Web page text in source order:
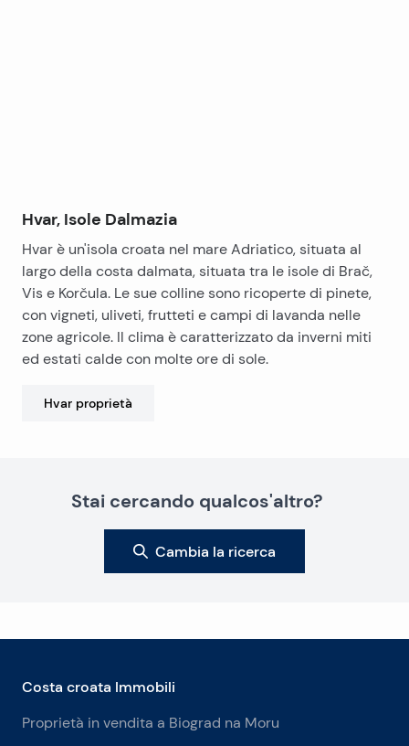
Hvar, Isole Dalmazia
Hvar è un'isola croata nel mare Adriatico, situata al
largo della costa dalmata, situata tra le isole di Brač,
Vis e Korčula. Le sue colline sono ricoperte di pinete,
con vigneti, uliveti, frutteti e campi di lavanda nelle
zone agricole. Il clima è caratterizzato da inverni miti
ed estati calde con molte ore di sole.
Hvar proprietà
Stai cercando qualcos'altro?
Cambia la ricerca
Costa croata Immobili
Proprietà in vendita a Biograd na Moru